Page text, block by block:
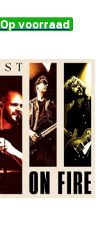
Op voorraad